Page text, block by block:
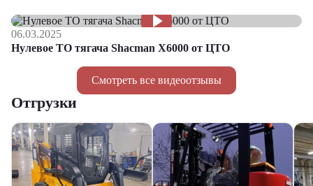
Смотреть все видеоотзывы
06.03.2025
Нулевое ТО тягача Shacman Х6000 от ЦТО
Отгрузки